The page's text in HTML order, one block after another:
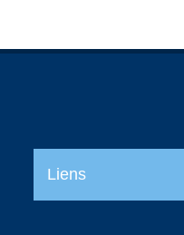
Liens